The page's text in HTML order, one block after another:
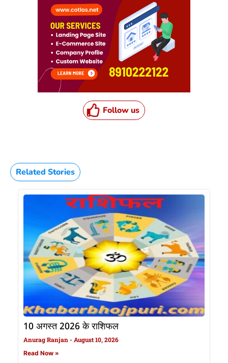
Follow us
Related Stories
10 अगस्त 2026 के राशिफल
Anurag Ranjan August 10, 2026
Read Now »